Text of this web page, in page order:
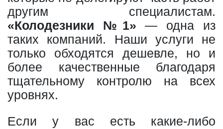
другим специалистам.
«Колодезники №1» — одна из
таких компаний. Наши услуги не
только обходятся дешевле, но и
более качественные благодаря
тщательному контролю на всех
уровнях.
Если у вас есть какие-либо